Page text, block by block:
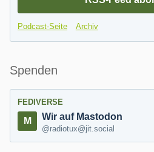
Podcast-Seite Archiv
Spenden
FEDIVERSE
Wir auf Mastodon
@radiotux@jit.social